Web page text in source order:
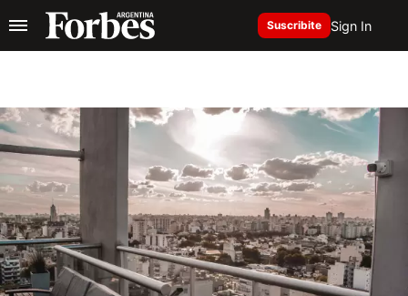
Suscribite Sign In